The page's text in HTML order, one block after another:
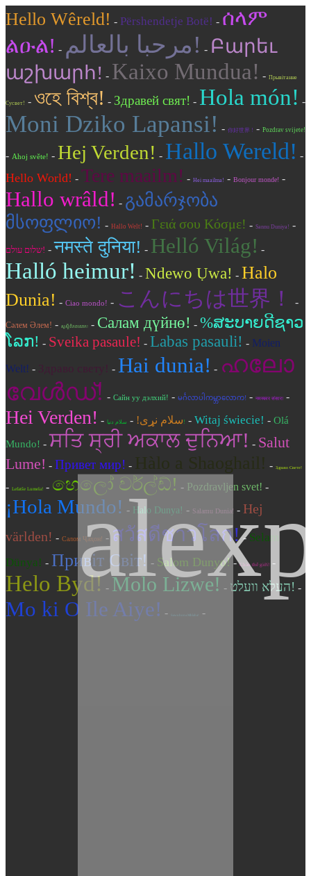
Hello Wêreld! - Përshendetje Botë! - ሰላም
ልዑል! - مرحبا بالعالم! - Բարեւ
աշխարհ! - Kaixo Mundua! - Прывітанне
Сусвет! - ওহে বিশ্ব! - Здравей свят! - Hola món! -
Moni Dziko Lapansi! - 你好世界 ! - Pozdrav svijete!
- Ahoj světe! - Hej Verden! - Hallo Wereld! -
Hello World! - Tere maailm! - Hei maailma! - Bonjour monde! -
Hallo wrâld! - გამარჯობა
მსოფლიო! - Hallo Welt! - Γειά σου Κόσμε! - Sannu Duniya! -
שלום עולם! - नमस्ते दुनिया! - Helló Világ! -
Halló heimur! - Ndewo Ụwa! - Halo
Dunia! - Ciao mondo! - こんにちは世界！ -
Сәлем Әлем! - សួស្តី​ពិភពលោក! - Салам дүйнө! - %ສະ​ບາຍ​ດີ​ຊາວ​
ໂລກ! - Sveika pasaule! - Labas pasauli! - Moien
Welt! - Здраво свету! - Hai dunia! - ഹലോ
വേൾഡ്! - Сайн уу дэлхий! - မင်္ဂလာပါကမ္ဘာလောက! - नमस्कार संसार! -
Hei Verden! - سلام نړی! - سلام دنیا! - Witaj świecie! - Olá
Mundo! - ਸਤਿ ਸ੍ਰੀ ਅਕਾਲ ਦੁਨਿਆ! - Salut
Lume! - Привет мир! - Hàlo a Shaoghail! - Здраво Свете!
- Lefatše Lumela! - හෙලෝ වර්ල්ඩ්! - Pozdravljen svet! -
¡Hola Mundo! - Halo Dunya! - Salamu Dunia! - Hej
världen! - Салом Ҷаҳон! - สวัสดีชาวโลก!-Selam
Dünya! - Привіт Світ! - Salom Dunyo! -Chào thế giới! -
Helo Byd! - Molo Lizwe! - העלא וועלט! -
Mo ki O Ile Aiye! - -